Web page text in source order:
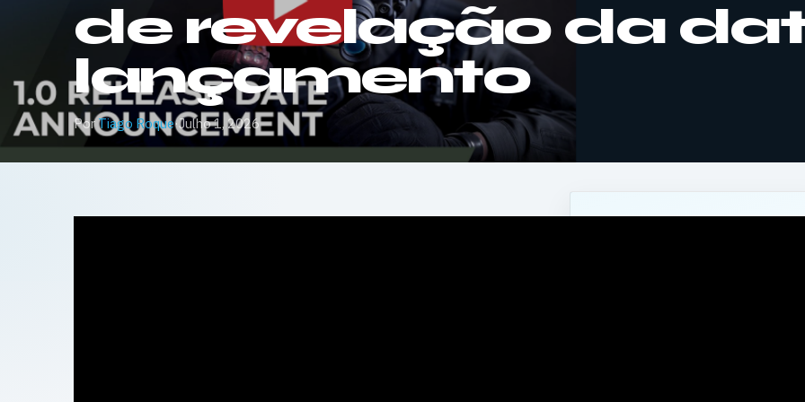
de revelação da
lançamento
PorTiago Roque·Julho 1, 2026